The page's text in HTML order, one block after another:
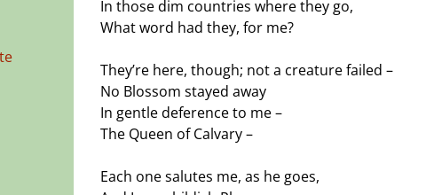
In those dim countries where they go,
What word had they, for me?
They’re here, though; not a creature failed –
No Blossom stayed away
In gentle deference to me –
The Queen of Calvary –
Each one salutes me, as he goes,